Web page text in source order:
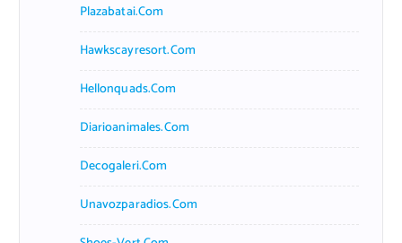
Plazabatai.com
Hawkscayresort.com
Hellonquads.com
Diarioanimales.com
Decogaleri.com
Unavozparadios.com